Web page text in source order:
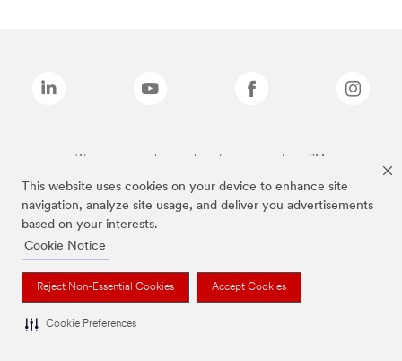
This website uses cookies on your device to enhance site
navigation, analyze site usage, and deliver you advertisements
based on your interests.
Cookie Notice
Reject Non-Essential Cookies Accept Cookies
Cookie Preferences
Wymienione marki są znakami towarowymi firmy 3M.